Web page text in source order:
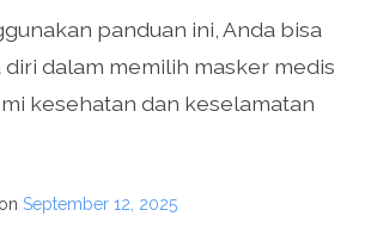
panduan ini, Anda bisa
dalam memilih masker medis
kesehatan dan keselamatan
onSeptember 12, 2025